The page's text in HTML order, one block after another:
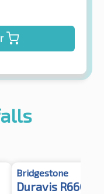
Bridgestone
Duravis R660